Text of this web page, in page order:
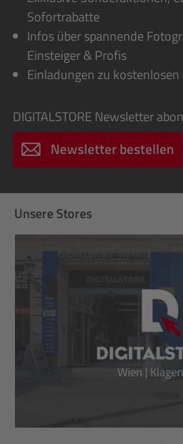
Sofortrabatte
Infos über spannende
Einsteiger & Profis
Einladungen zu
DIGITALSTORE Newsletter
Newsletter bestellen
Unsere Stores